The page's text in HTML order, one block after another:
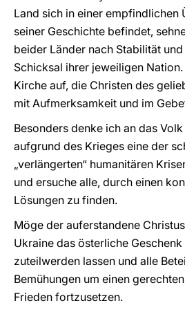
Land sich in einer empfindlichen
seiner Geschichte befindet,
beider Länder nach Stabilität
Schicksal ihrer jeweiligen
Kirche auf, die Christen des
mit Aufmerksamkeit und im
Besonders denke ich an das
aufgrund des Krieges eine der
„verlängerten“ humanitären
und ersuche alle, durch einen
Lösungen zu finden.
Möge der auferstandene
Ukraine das österliche
zuteilwerden lassen und alle
Bemühungen um einen
Frieden fortzusetzen.